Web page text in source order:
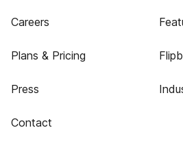
Careers
Plans & Pricing
Press
Contact